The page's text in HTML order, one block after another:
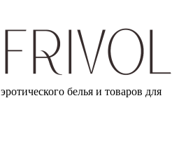
белья и товаров для